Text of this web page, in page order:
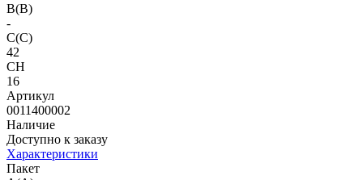
B(B)
-
C(C)
42
CH
16
Артикул
0011400002
Наличие
Доступно к заказу
Характеристики
Пакет